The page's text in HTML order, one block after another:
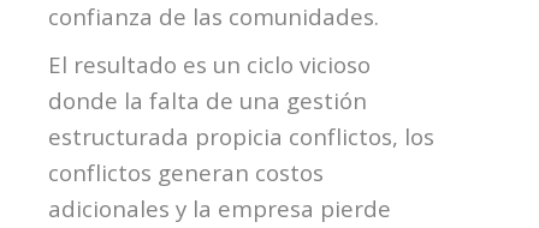
confianza de las comunidades.
El resultado es un ciclo vicioso
donde la falta de una gestión
estructurada propicia conflictos, los
conflictos generan costos
adicionales y la empresa pierde